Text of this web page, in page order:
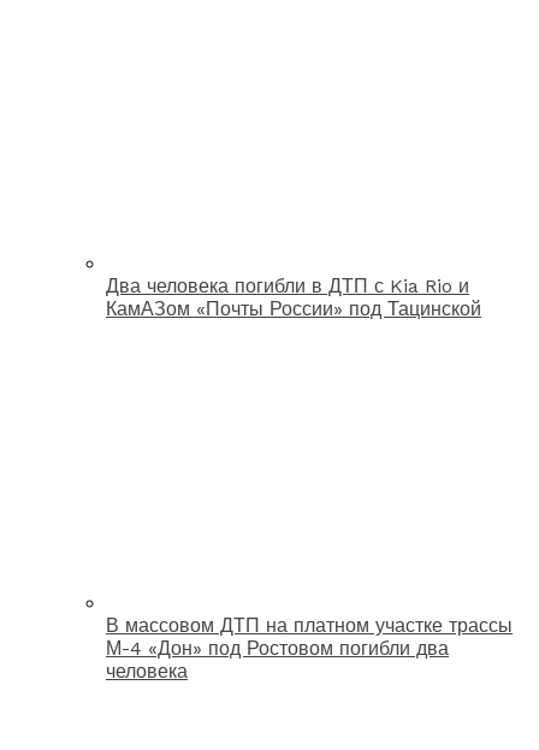
Два человека погибли в ДТП с Kia Rio и
КамАЗом «Почты России» под Тацинской
В массовом ДТП на платном участке трассы
М-4 «Дон» под Ростовом погибли два
человека